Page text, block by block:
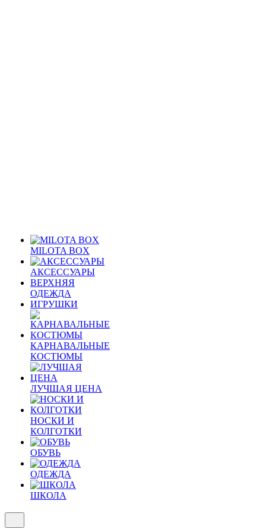
MILOTA BOX
АКСЕССУАРЫ
ВЕРХНЯЯ
ОДЕЖДА
ИГРУШКИ
КАРНАВАЛЬНЫЕ
КОСТЮМЫ
ЛУЧШАЯ ЦЕНА
НОСКИ И
КОЛГОТКИ
ОБУВЬ
ОДЕЖДА
ШКОЛА